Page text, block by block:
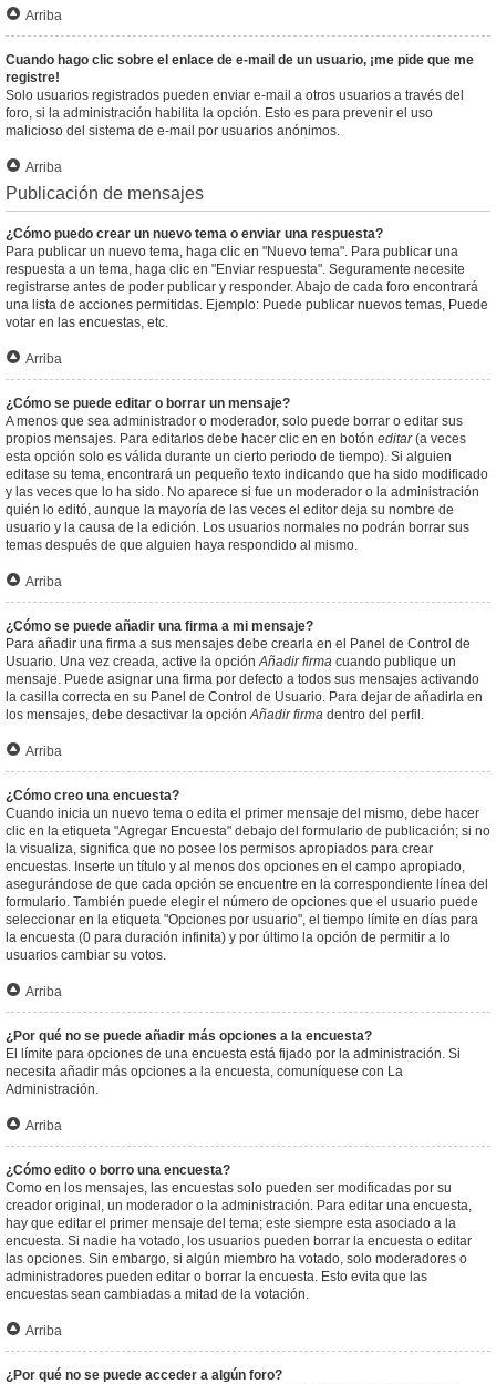
Arriba
Cuando hago clic sobre el enlace de e-mail de un usuario, ¡me pide que me
registre!
Solo usuarios registrados pueden enviar e-mail a otros usuarios a través del
foro, si la administración habilita la opción. Esto es para prevenir el uso
malicioso del sistema de e-mail por usuarios anónimos.
Arriba
Publicación de mensajes
¿Cómo puedo crear un nuevo tema o enviar una respuesta?
Para publicar un nuevo tema, haga clic en "Nuevo tema". Para publicar una
respuesta a un tema, haga clic en "Enviar respuesta". Seguramente necesite
registrarse antes de poder publicar y responder. Abajo de cada foro encontrará
una lista de acciones permitidas. Ejemplo: Puede publicar nuevos temas, Puede
votar en las encuestas, etc.
Arriba
¿Cómo se puede editar o borrar un mensaje?
A menos que sea administrador o moderador, solo puede borrar o editar sus
propios mensajes. Para editarlos debe hacer clic en en botón editar(a veces
esta opción solo es válida durante un cierto periodo de tiempo). Si alguien
editase su tema, encontrará un pequeño texto indicando que ha sido modificado
y las veces que lo ha sido. No aparece si fue un moderador o la administración
quién lo editó, aunque la mayoría de las veces el editor deja su nombre de
usuario y la causa de la edición. Los usuarios normales no podrán borrar sus
temas después de que alguien haya respondido al mismo.
Arriba
¿Cómo se puede añadir una firma a mi mensaje?
Para añadir una firma a sus mensajes debe crearla en el Panel de Control de
Usuario. Una vez creada, active la opciónAñadir firma cuando publique un
mensaje. Puede asignar una firma por defecto a todos sus mensajes activando
la casilla correcta en su Panel de Control de Usuario. Para dejar de añadirla en
los mensajes, debe desactivar la opciónAñadir firma dentro del perfil.
Arriba
¿Cómo creo una encuesta?
Cuando inicia un nuevo tema o edita el primer mensaje del mismo, debe hacer
clic en la etiqueta "Agregar Encuesta" debajo del formulario de publicación; si no
la visualiza, significa que no posee los permisos apropiados para crear
encuestas. Inserte un título y al menos dos opciones en el campo apropiado,
asegurándose de que cada opción se encuentre en la correspondiente línea del
formulario. También puede elegir el número de opciones que el usuario puede
seleccionar en la etiqueta "Opciones por usuario", el tiempo límite en días para
la encuesta (0 para duración infinita) y por último la opción de permitir a lo
usuarios cambiar su votos.
Arriba
¿Por qué no se puede añadir más opciones a la encuesta?
El límite para opciones de una encuesta está fijado por la administración. Si
necesita añadir más opciones a la encuesta, comuníquese con La
Administración.
Arriba
¿Cómo edito o borro una encuesta?
Como en los mensajes, las encuestas solo pueden ser modificadas por su
creador original, un moderador o la administración. Para editar una encuesta,
hay que editar el primer mensaje del tema; este siempre esta asociado a la
encuesta. Si nadie ha votado, los usuarios pueden borrar la encuesta o editar
las opciones. Sin embargo, si algún miembro ha votado, solo moderadores o
administradores pueden editar o borrar la encuesta. Esto evita que las
encuestas sean cambiadas a mitad de la votación.
Arriba
¿Por qué no se puede acceder a algún foro?